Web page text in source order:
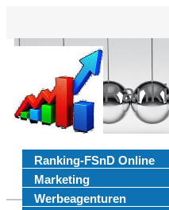
Ranking-FSnD Online
Marketing
Werbeagenturen